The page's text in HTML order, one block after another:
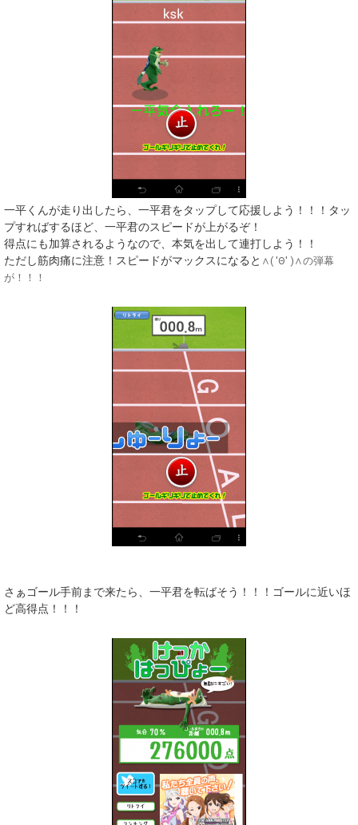
一平くんが走り出したら、一平君をタップして応援しよう！！！タッ
プすればするほど、一平君のスピードが上がるぞ！
得点にも加算されるようなので、本気を出して連打しよう！！
ただし筋肉痛に注意！スピードがマックスになると ∧( 'Θ' )∧の弾幕
が！！！
さぁゴール手前まで来たら、一平君を転ばそう！！！ゴールに近いほ
ど高得点！！！